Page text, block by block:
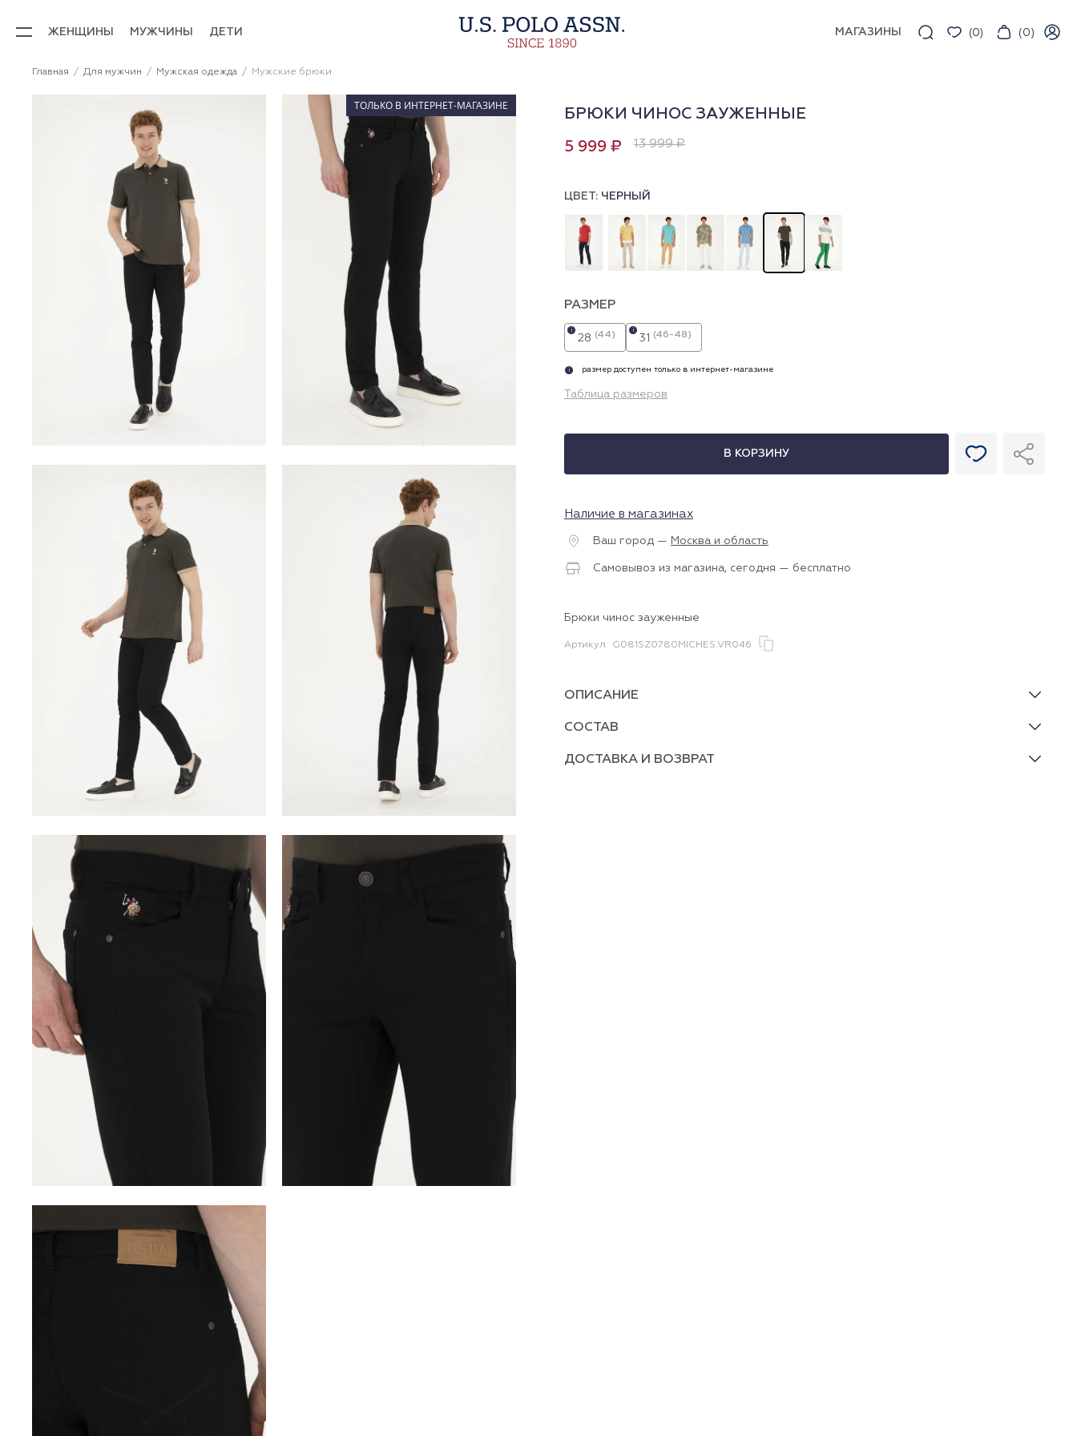
ЖЕНЩИНЫ МУЖЧИНЫ ДЕТИ МАГАЗИНЫ (0) (0)
Главная Для мужчин Мужская одежда Мужские брюки
ТОЛЬКО В ИНТЕРНЕТ-МАГАЗИНЕ
БРЮКИ ЧИНОС ЗАУЖЕННЫЕ
5 999 ₽ 13 999 ₽
ЦВЕТ: ЧЕРНЫЙ
РАЗМЕР
28 (44)
i
31 (46-48)
i
i размер доступен только в интернет-магазине
Таблица размеров
В КОРЗИНУ
Наличие в магазинах
Ваш город — Москва и область
Самовывоз из магазина, сегодня — бесплатно
Брюки чинос зауженные
Артикул G081SZ0780MICHES.VR046
ОПИСАНИЕ
СОСТАВ
ДОСТАВКА И ВОЗВРАТ